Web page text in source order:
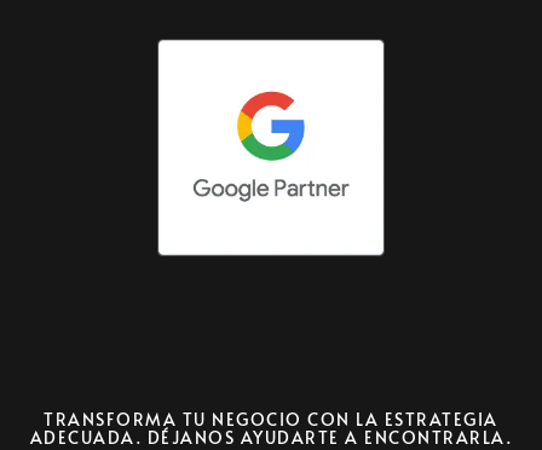
TRANSFORMA TU NEGOCIO CON LA ESTRATEGIA
ADECUADA. DÉJANOS AYUDARTE A ENCONTRARLA.